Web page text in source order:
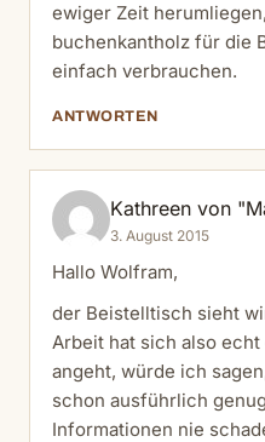
ewiger Zeit
buchenkantholz für die
einfach verbrauchen.
ANTWORTEN
Kathreen von
3. August 2015
Hallo Wolfram,
der Beistelltisch sieht
Arbeit hat sich also
angeht, würde ich
schon ausführlich
Informationen nie